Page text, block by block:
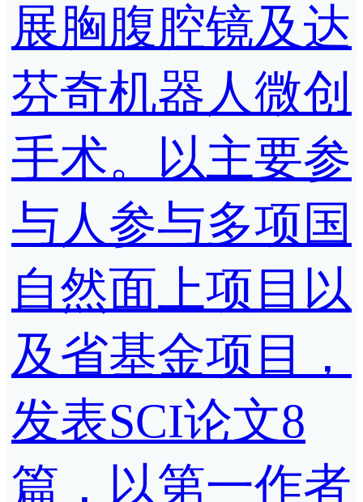
展胸腹腔镜及达
芬奇机器人微创
手术。以主要参
与人参与多项国
自然面上项目以
及省基金项目，
发表SCI论文8
篇，以第一作者